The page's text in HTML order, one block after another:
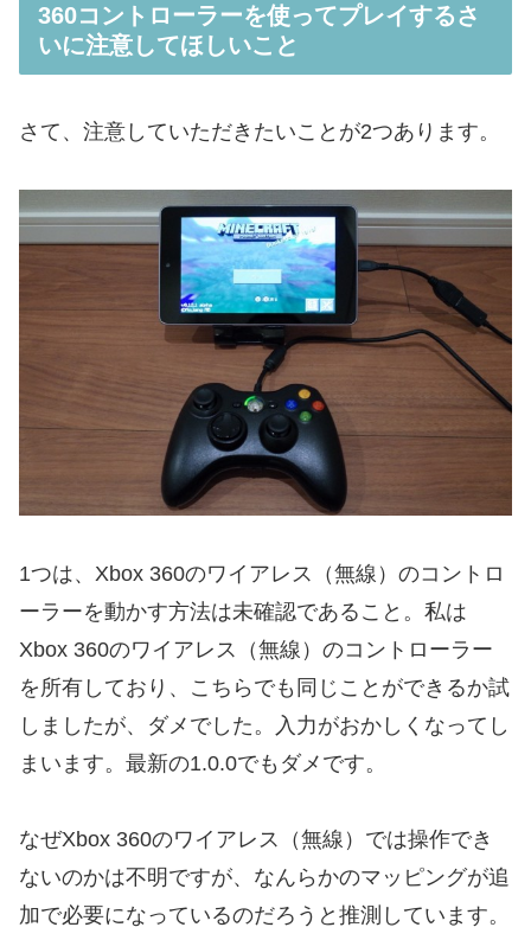
360コントローラーを使ってプレイするさ
いに注意してほしいこと
さて、注意していただきたいことが2つあります。
1つは、Xbox 360のワイアレス（無線）のコントロ
ーラーを動かす方法は未確認であること。私は
Xbox 360のワイアレス（無線）のコントローラー
を所有しており、こちらでも同じことができるか試
しましたが、ダメでした。入力がおかしくなってし
まいます。最新の1.0.0でもダメです。
なぜXbox 360のワイアレス（無線）では操作でき
ないのかは不明ですが、なんらかのマッピングが追
加で必要になっているのだろうと推測しています。